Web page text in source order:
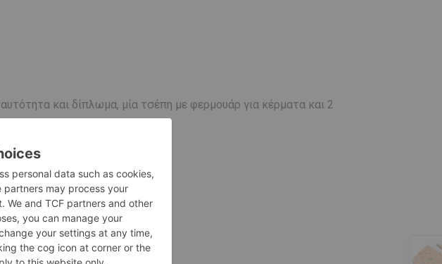
και δίπλωμα, μία τσέπη με φερμουάρ για κέρματα και 2